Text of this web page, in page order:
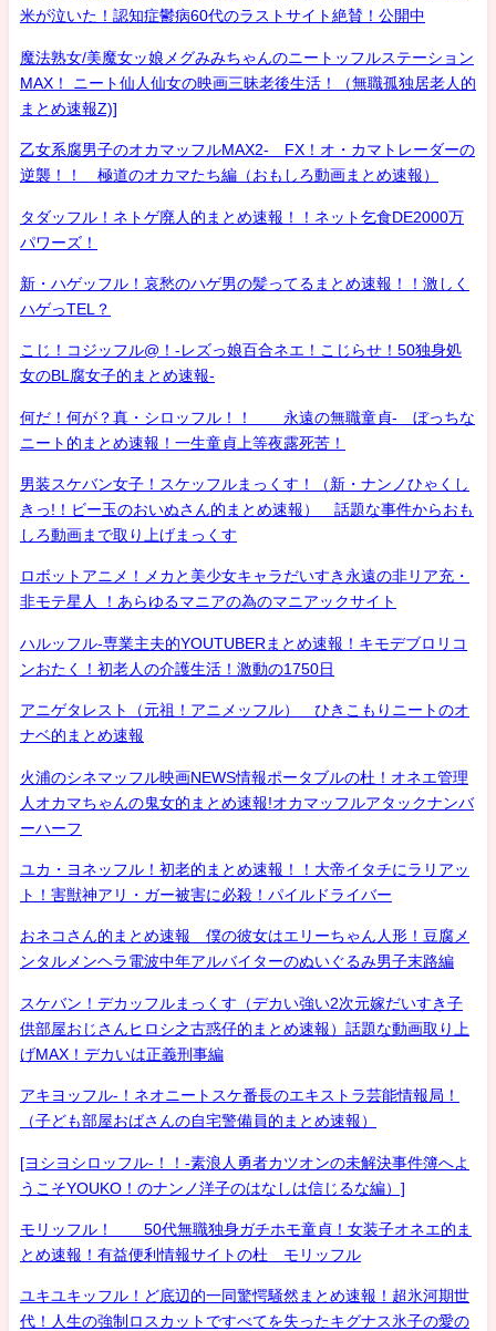
米が泣いた！認知症鬱病60代のラストサイト絶賛！公開中
魔法熟女/美魔女ッ娘メグみみちゃんのニートッフルステーション
MAX！ ニート仙人仙女の映画三昧老後生活！（無職孤独居老人的
まとめ速報Z)]
乙女系腐男子のオカマッフルMAX2- FX！オ・カマトレーダーの
逆襲！！ 極道のオカマたち編（おもしろ動画まとめ速報）
タダッフル！ネトゲ廃人的まとめ速報！！ネット乞食DE2000万
パワーズ！
新・ハゲッフル！哀愁のハゲ男の髪ってるまとめ速報！！激しく
ハゲっTEL？
こじ！コジッフル@！-レズっ娘百合ネエ！こじらせ！50独身処
女のBL腐女子的まとめ速報-
何だ！何が？真・シロッフル！！ 永遠の無職童貞- ぼっちな
ニート的まとめ速報！一生童貞上等夜露死苦！
男装スケバン女子！スケッフルまっくす！（新・ナンノひゃくし
きっ!！ビー玉のおいぬさん的まとめ速報） 話題な事件からおも
しろ動画まで取り上げまっくす
ロボットアニメ！メカと美少女キャラだいすき永遠の非リア充・
非モテ星人 ！あらゆるマニアの為のマニアックサイト
ハルッフル-専業主夫的YOUTUBERまとめ速報！キモデブロリコ
ンおたく！初老人の介護生活！激動の1750日
アニゲタレスト（元祖！アニメッフル） ひきこもりニートのオ
ナベ的まとめ速報
火浦のシネマッフル映画NEWS情報ポータブルの杜！オネエ管理
人オカマちゃんの鬼女的まとめ速報!オカマッフルアタックナンバ
ーハーフ
ユカ・ヨネッフル！初老的まとめ速報！！大帝イタチにラリアッ
ト！害獣神アリ・ガー被害に必殺！パイルドライバー
おネコさん的まとめ速報 僕の彼女はエリーちゃん人形！豆腐メ
ンタルメンヘラ電波中年アルバイターのぬいぐるみ男子末路編
スケバン！デカッフルまっくす（デカい強い2次元嫁だいすき子
供部屋おじさんヒロシ之古惑仔的まとめ速報）話題な動画取り上
げMAX！デカいは正義刑事編
アキヨッフル-！ネオニートスケ番長のエキストラ芸能情報局！
（子ども部屋おばさんの自宅警備員的まとめ速報）
[ヨシヨシロッフル-！！-素浪人勇者カツオンの未解決事件簿へよ
うこそYOUKO！のナンノ洋子のはなしは信じるな編）]
モリッフル！ 50代無職独身ガチホモ童貞！女装子オネエ的ま
とめ速報！有益便利情報サイトの杜 モリッフル
ユキユキッフル！ど底辺的一同驚愕騒然まとめ速報！超氷河期世
代！人生の強制ロスカットですべてを失ったキグナス氷子の愛の